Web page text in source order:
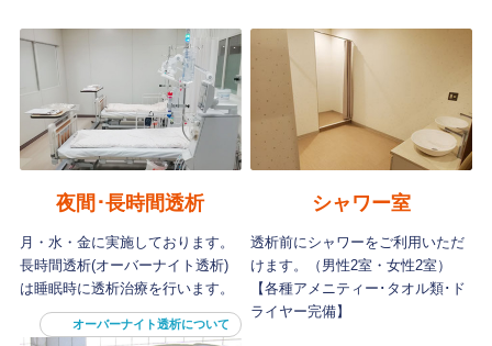
夜間･長時間透析
月・水・金に実施しております。
長時間透析(オーバーナイト透析)
は睡眠時に透析治療を行います。
オーバーナイト透析について
シャワー室
透析前にシャワーをご利用いただ
けます。（男性2室・女性2室）
【各種アメニティー･タオル類･ド
ライヤー完備】